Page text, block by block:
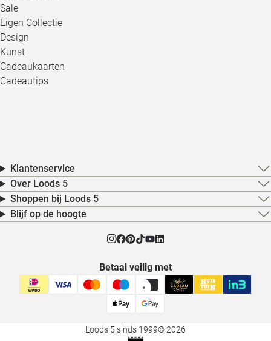
Sale
Eigen Collectie
Design
Kunst
Cadeaukaarten
Cadeautips
Klantenservice
Over Loods 5
Shoppen bij Loods 5
Blijf op de hoogte
Betaal veilig met
Loods 5 sinds 1999© 2026